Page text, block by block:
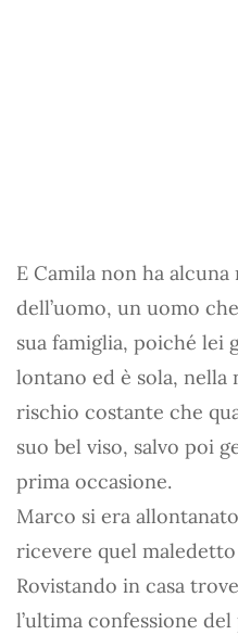
E Camila non ha
dell’uomo, un uomo
sua famiglia, poiché lei
lontano ed è sola, nella
rischio costante che
suo bel viso, salvo poi
prima occasione.
Marco si era
ricevere quel maledetto
Rovistando in casa
l’ultima confessione del